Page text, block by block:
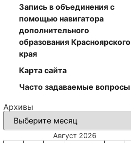
Запись в объединения с
помощью навигатора
дополнительного
образования Красноярского
края
Карта сайта
Часто задаваемые вопросы
Архивы
Август 2026